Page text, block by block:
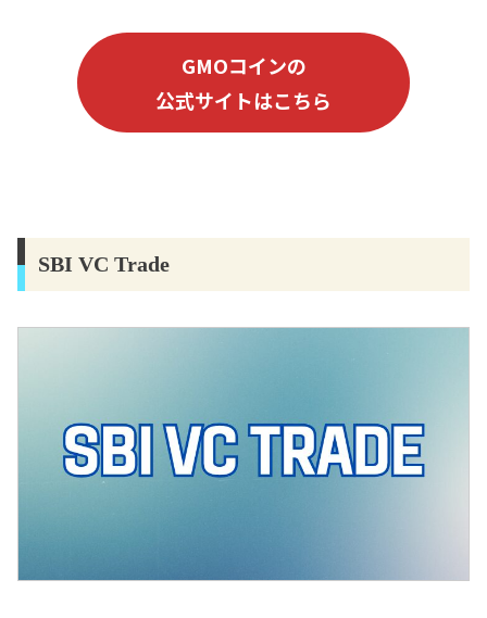
GMOコインの
公式サイトはこちら
SBI VC Trade